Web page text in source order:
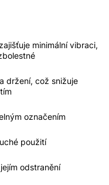
minimální vibraci,
držení, což snižuje
označením
použití
odstranění